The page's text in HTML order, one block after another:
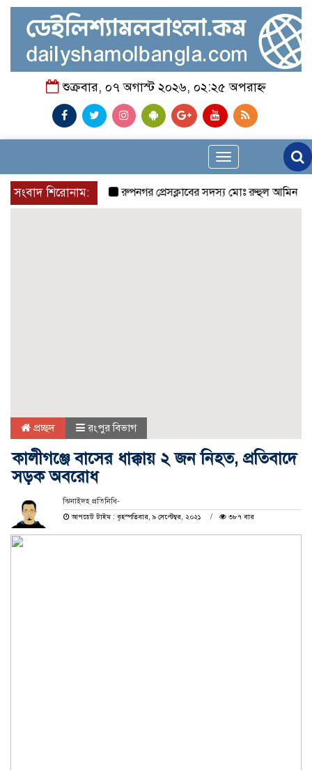
শুক্রবার, ০৭ অগাস্ট ২০২৬, ০২:২৫ অপরাহ্ন
Toggle
navigation
সংবাদ শিরোনাম:
রুপনগর প্রেসক্লাবের সদস্য মোঃ রুহুল আমিন এর
প্রচ্ছদ রংপুর বিভাগ
কালীগঞ্জে বাসের ধাক্কায় ২ জন নিহত, প্রতিবাদে
সড়ক অবরোধ
ঝিনাইদহ প্রতিনিধি-
আপডেট টাইম : বৃহস্পতিবার, ৯ সেপ্টেম্বর, ২০২১
৩৮৭ বার